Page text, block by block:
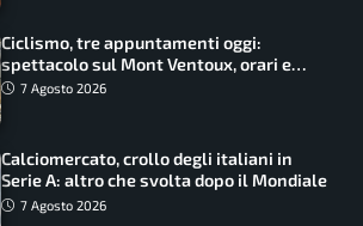
Ciclismo, tre appuntamenti oggi:
spettacolo sul Mont Ventoux, orari e
come vederli
7 Agosto 2026
Calciomercato, crollo degli italiani in
Serie A: altro che svolta dopo il Mondiale
7 Agosto 2026